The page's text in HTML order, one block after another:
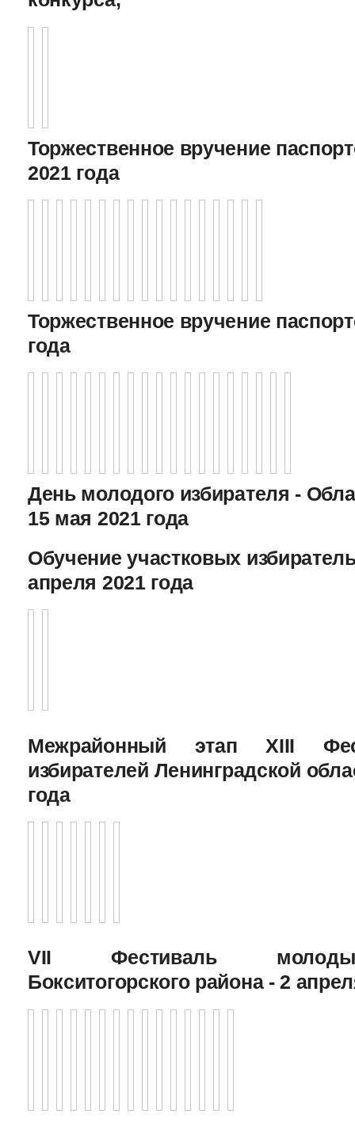
Торжественное вручение
2021 года
Торжественное вручение
года
День молодого избирателя -
15 мая 2021 года
Обучение участковых
апреля 2021 года
Межрайонный этап XIII
избирателей Ленинградской
года
VII Фестиваль
Бокситогорского района - 2